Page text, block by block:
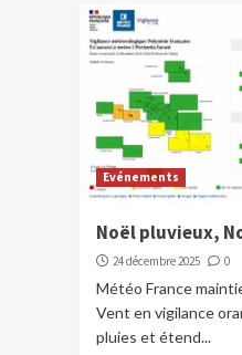
Evénements
Noël pluvieux,
24 décembre 2025 0
Météo France
Vent en vigilance
pluies et étend...